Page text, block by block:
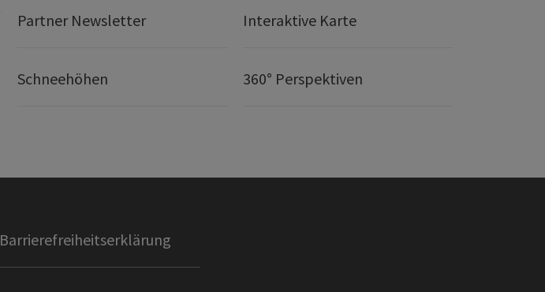
Partner Newsletter Interaktive Karte
Schneehöhen 360° Perspektiven
Barrierefreiheitserklärung